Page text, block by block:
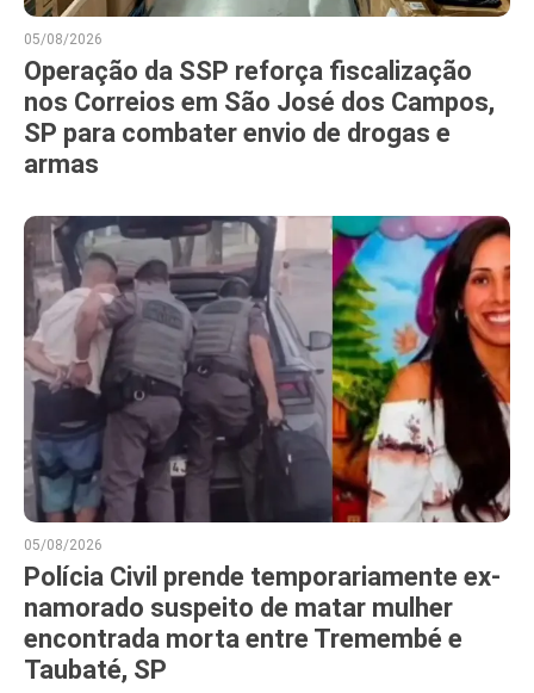
05/08/2026
Operação da SSP reforça fiscalização
nos Correios em São José dos Campos,
SP para combater envio de drogas e
armas
05/08/2026
Polícia Civil prende temporariamente ex-
namorado suspeito de matar mulher
encontrada morta entre Tremembé e
Taubaté, SP